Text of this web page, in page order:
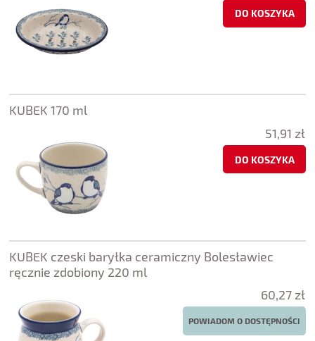
DO KOSZYKA
KUBEK 170 ml
51,91 zł
DO KOSZYKA
KUBEK czeski baryłka ceramiczny Bolesławiec
ręcznie zdobiony 220 ml
60,27 zł
POWIADOM O DOSTĘPNOŚCI